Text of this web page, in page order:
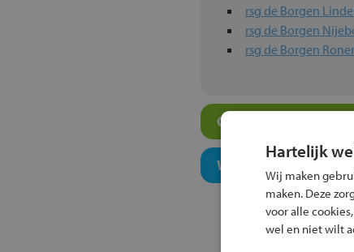
rsg de Borgen
rsg de Borgen
rsg de Borgen
Overige vmbo-
Welk
Hartelijk
Wij maken
maken. Deze
voor alle
wel en niet wilt